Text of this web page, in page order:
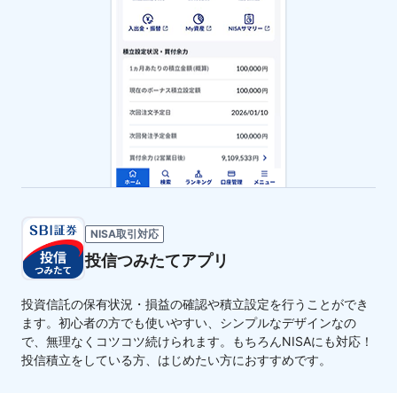
NISA取引対応
投信つみたてアプリ
投資信託の保有状況・損益の確認や積立設定を行うことができ
ます。初心者の方でも使いやすい、シンプルなデザインなの
で、無理なくコツコツ続けられます。もちろんNISAにも対応！
投信積立をしている方、はじめたい方におすすめです。